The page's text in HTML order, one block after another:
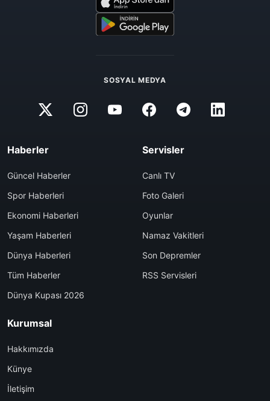
SOSYAL MEDYA
Haberler
Güncel Haberler
Spor Haberleri
Ekonomi Haberleri
Yaşam Haberleri
Dünya Haberleri
Tüm Haberler
Dünya Kupası 2026
Servisler
Canlı TV
Foto Galeri
Oyunlar
Namaz Vakitleri
Son Depremler
RSS Servisleri
Kurumsal
Hakkımızda
Künye
İletişim